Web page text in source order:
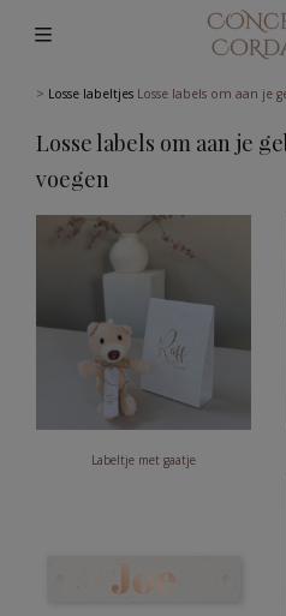
> Losse labeltjes Losse labels om aan je
Losse labels om aan je
voegen
Labeltje met gaatje